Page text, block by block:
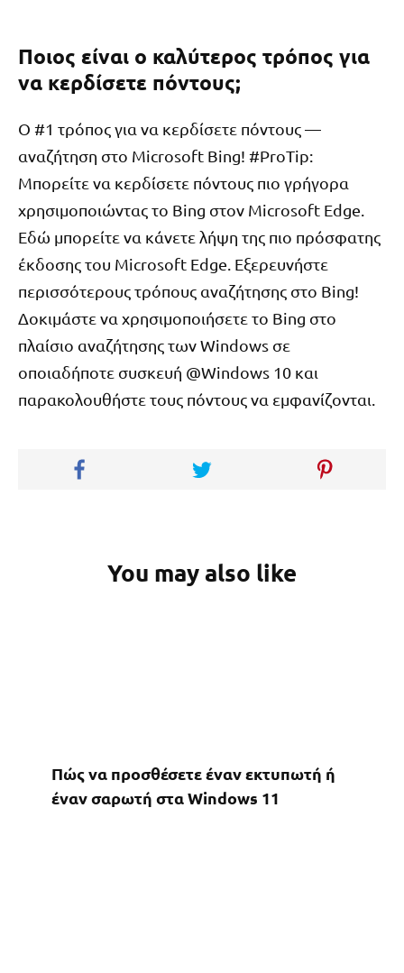
Ποιος είναι ο καλύτερος τρόπος για
να κερδίσετε πόντους;
Ο #1 τρόπος για να κερδίσετε πόντους —
αναζήτηση στο Microsoft Bing! #ProTip:
Μπορείτε να κερδίσετε πόντους πιο γρήγορα
χρησιμοποιώντας το Bing στον Microsoft Edge.
Εδώ μπορείτε να κάνετε λήψη της πιο πρόσφατης
έκδοσης του Microsoft Edge. Εξερευνήστε
περισσότερους τρόπους αναζήτησης στο Bing!
Δοκιμάστε να χρησιμοποιήσετε το Bing στο
πλαίσιο αναζήτησης των Windows σε
οποιαδήποτε συσκευή @Windows 10 και
παρακολουθήστε τους πόντους να εμφανίζονται.
You may also like
Πώς να προσθέσετε έναν εκτυπωτή ή
έναν σαρωτή στα Windows 11